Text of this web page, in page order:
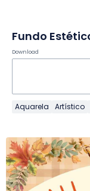
Download
Aquarela Artístico